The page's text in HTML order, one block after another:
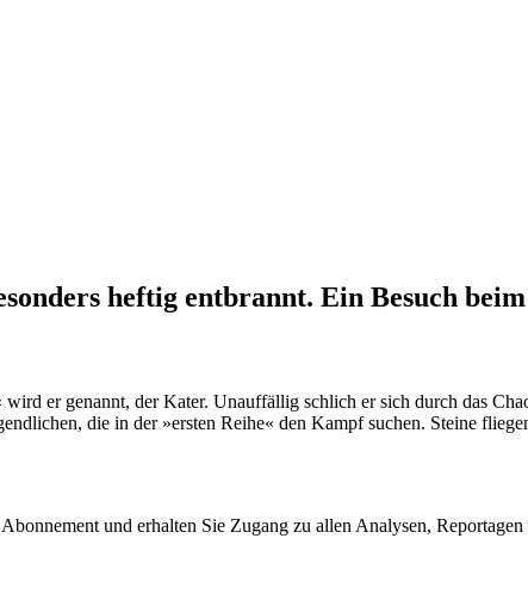
heftig entbrannt. Ein Besuch
er genannt, der Kater. Unauffällig schlich er sich durch das
die in der »ersten Reihe« den Kampf suchen. Steine
und erhalten Sie Zugang zu allen Analysen,